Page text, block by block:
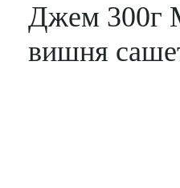
Джем 300г
вишня